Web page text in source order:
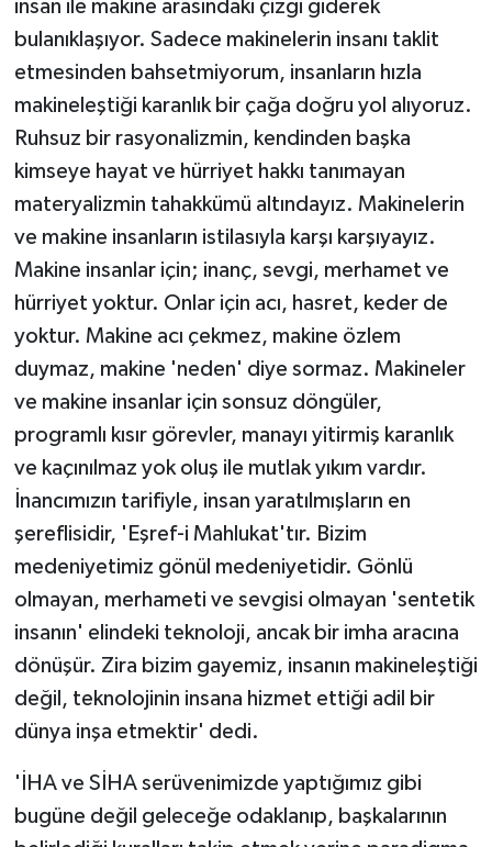
insan ile makine arasındaki çizgi giderek
bulanıklaşıyor. Sadece makinelerin insanı taklit
etmesinden bahsetmiyorum, insanların hızla
makineleştiği karanlık bir çağa doğru yol alıyoruz.
Ruhsuz bir rasyonalizmin, kendinden başka
kimseye hayat ve hürriyet hakkı tanımayan
materyalizmin tahakkümü altındayız. Makinelerin
ve makine insanların istilasıyla karşı karşıyayız.
Makine insanlar için; inanç, sevgi, merhamet ve
hürriyet yoktur. Onlar için acı, hasret, keder de
yoktur. Makine acı çekmez, makine özlem
duymaz, makine 'neden' diye sormaz. Makineler
ve makine insanlar için sonsuz döngüler,
programlı kısır görevler, manayı yitirmiş karanlık
ve kaçınılmaz yok oluş ile mutlak yıkım vardır.
İnancımızın tarifiyle, insan yaratılmışların en
şereflisidir, 'Eşref-i Mahlukat'tır. Bizim
medeniyetimiz gönül medeniyetidir. Gönlü
olmayan, merhameti ve sevgisi olmayan 'sentetik
insanın' elindeki teknoloji, ancak bir imha aracına
dönüşür. Zira bizim gayemiz, insanın makineleştiği
değil, teknolojinin insana hizmet ettiği adil bir
dünya inşa etmektir' dedi.
'İHA ve SİHA serüvenimizde yaptığımız gibi
bugüne değil geleceğe odaklanıp, başkalarının